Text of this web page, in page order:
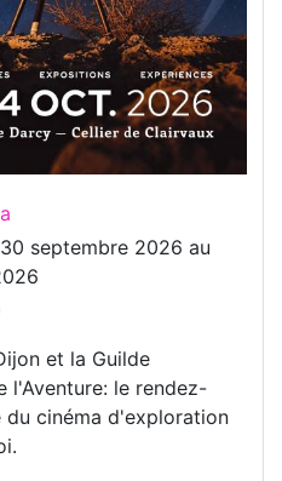
septembre 2026 au
et la Guilde
l'Aventure: le rendez-
cinéma d'exploration